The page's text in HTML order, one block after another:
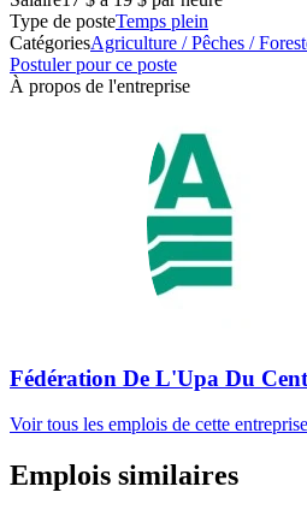
Type de posteTemps plein
CatégoriesAgriculture / Pêches /
Postuler pour ce poste
À propos de l'entreprise
Fédération De L'Upa Du
Voir tous les emplois de cette entreprise
Emplois similaires